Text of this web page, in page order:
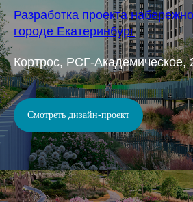
Разработка проекта
городе Екатеринбург
Кортрос, РСГ-Академическое,
Смотреть дизайн-проект